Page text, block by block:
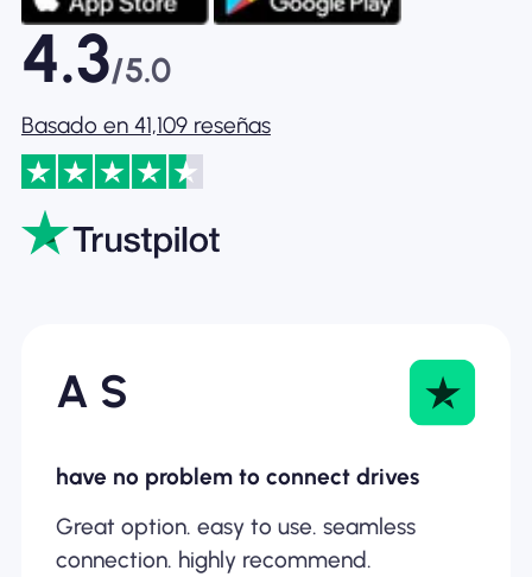
4.3/5.0
Basado en 41,109 reseñas
A S
have no problem to connect drives
Great option. easy to use. seamless
connection. highly recommend.